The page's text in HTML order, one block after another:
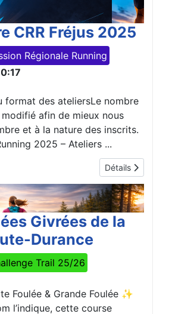
CRR Fréjus 2025
Régionale Running
format des ateliersLe nombre
modifié afin de mieux nous
et à la nature des inscrits.
2025 – Ateliers ...
Détails
Givrées de la
Durance
Trail 25/26
Foulée & Grande Foulée ✨
l’indique, cette course